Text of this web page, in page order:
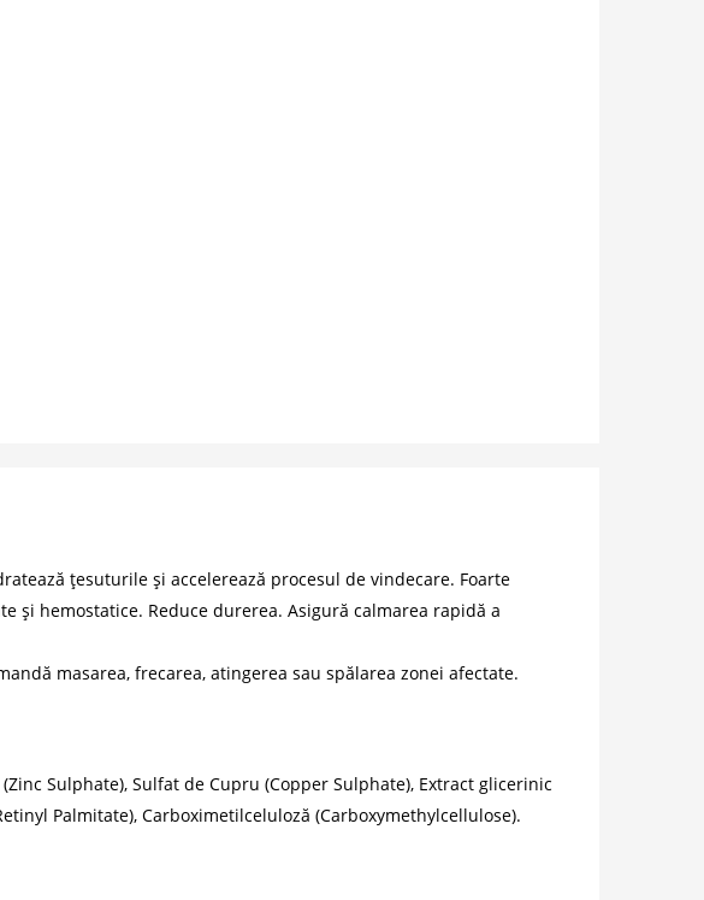
țesuturile și accelerează procesul de vindecare. Foarte
hemostatice. Reduce durerea. Asigură calmarea rapidă a
masarea, frecarea, atingerea sau spălarea zonei afectate.
Sulphate), Sulfat de Cupru (Copper Sulphate), Extract glicerinic
Palmitate), Carboximetilceluloză (Carboxymethylcellulose).